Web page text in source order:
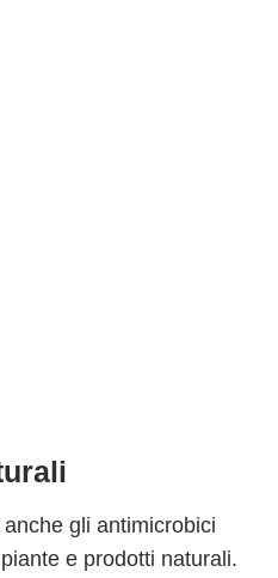
gli antimicrobici
e prodotti naturali.